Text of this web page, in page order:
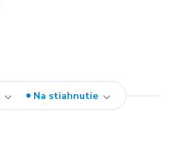
Na stiahnutie